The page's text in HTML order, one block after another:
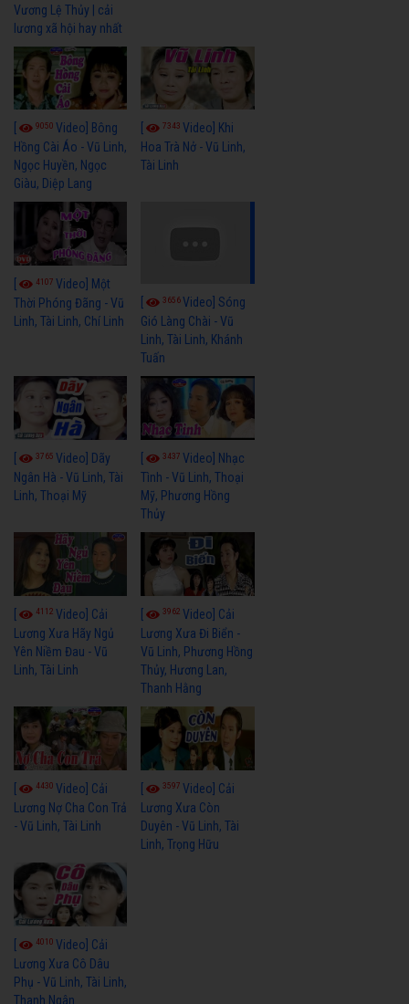
Vương Lệ Thủy | cải
lương xã hội hay nhất
9050 Video] Bông
Hồng Cài Áo - Vũ Linh,
Ngọc Huyền, Ngọc
Giàu, Diệp Lang
7343Video] Khi
Hoa Trà Nở - Vũ Linh,
Tài Linh
4107 Video] Một
Thời Phóng Đãng - Vũ
Linh, Tài Linh, Chí Linh
3656Video] Sóng
Gió Làng Chài - Vũ
Linh, Tài Linh, Khánh
Tuấn
3765 Video] Dãy
Ngân Hà - Vũ Linh, Tài
Linh, Thoại Mỹ
3437Video] Nhạc
Tình - Vũ Linh, Thoại
Mỹ, Phương Hồng
Thủy
4112 Video] Cải
Lương Xưa Hãy Ngủ
Yên Niềm Đau - Vũ
Linh, Tài Linh
3962Video] Cải
Lương Xưa Đi Biển -
Vũ Linh, Phương Hồng
Thủy, Hương Lan,
Thanh Hằng
4430 Video] Cải
Lương Nợ Cha Con Trả
- Vũ Linh, Tài Linh
3597Video] Cải
Lương Xưa Còn
Duyên - Vũ Linh, Tài
Linh, Trọng Hữu
4010 Video] Cải
Lương Xưa Cô Dâu
Phụ - Vũ Linh, Tài Linh,
Thanh Ngân